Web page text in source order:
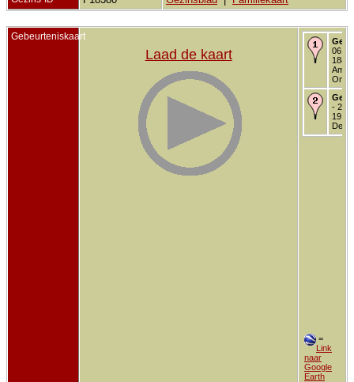
Gebeurteniskaart
Laad de kaart
06
1887
Ambt
- 29
1915
Den
=
Link
naar
Google
Earth